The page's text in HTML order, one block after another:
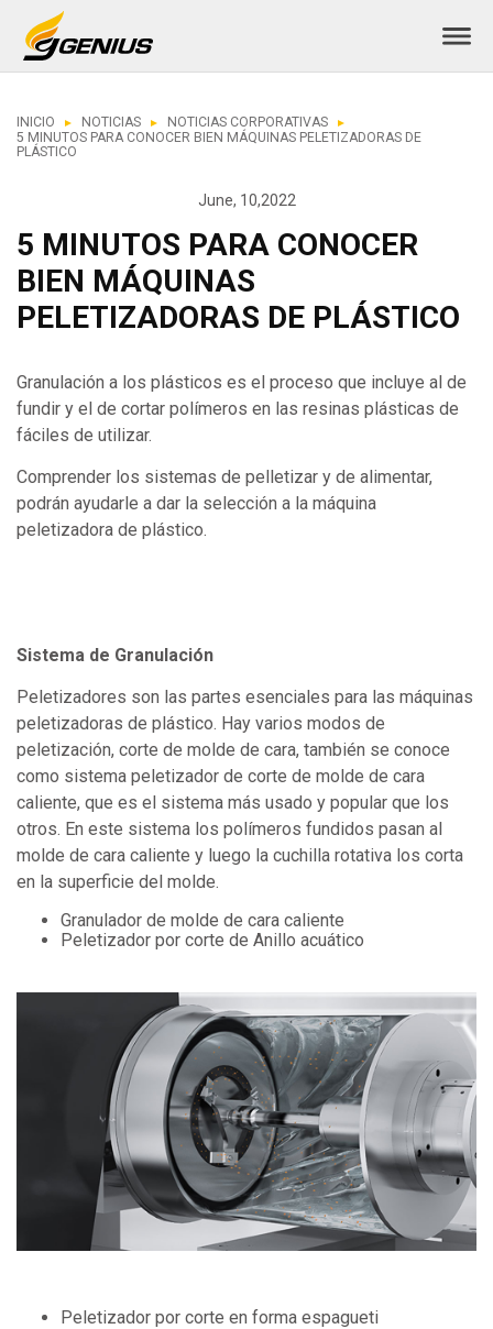
INICIO NOTICIAS
NOTICIAS CORPORATIVAS
5 MINUTOS PARA CONOCER BIEN MÁQUINAS PELETIZADORAS DE
PLÁSTICO
June, 10,2022
5 MINUTOS PARA CONOCER
BIEN MÁQUINAS
PELETIZADORAS DE PLÁSTICO
Granulación a los plásticos es el proceso que incluye al de
fundir y el de cortar polímeros en las resinas plásticas de
fáciles de utilizar.
Comprender los sistemas de pelletizar y de alimentar,
podrán ayudarle a dar la selección a la máquina
peletizadora de plástico.
Sistema de Granulación
Peletizadores son las partes esenciales para las máquinas
peletizadoras de plástico. Hay varios modos de
peletización, corte de molde de cara, también se conoce
como sistema peletizador de corte de molde de cara
caliente, que es el sistema más usado y popular que los
otros. En este sistema los polímeros fundidos pasan al
molde de cara caliente y luego la cuchilla rotativa los corta
en la superficie del molde.
Granulador de molde de cara caliente
Peletizador por corte de Anillo acuático
Peletizador por corte en forma espagueti